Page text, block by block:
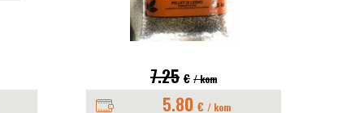
7.25 € / kom
5.80 € / kom